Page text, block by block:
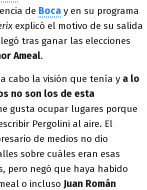
de Boca y en su programa
explicó el motivo de su salida
tras ganar las elecciones
Ameal.
cabo la visión que tenía y a lo
no son los de esta
gusta ocupar lugares porque
Pergolini al aire. El
de medios no dio
sobre cuáles eran esas
pero negó que haya habido
o incluso Juan Román